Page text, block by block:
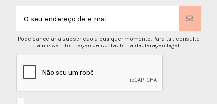
Pode cancelar a subscrição a qualquer momento. Para tal, consulte
a nossa informação de contacto na declaração legal.